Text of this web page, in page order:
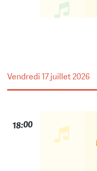
Vendredi17 juillet 2026
18:00